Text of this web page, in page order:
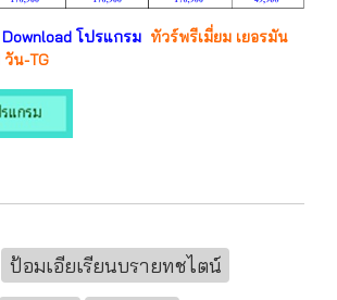
Download โปรแกรม ทัวร์พรีเมี่ยม เยอรมัน
วัน-TG
ป้อมเอียเรียนบรายทชไตน์